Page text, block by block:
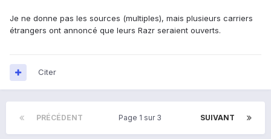
Je ne donne pas les sources (multiples), mais plusieurs carriers
étrangers ont annoncé que leurs Razr seraient ouverts.
Citer
PRÉCÉDENT SUIVANT
Page 1 sur 3